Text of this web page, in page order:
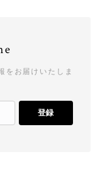
をお届けいたしま
登録